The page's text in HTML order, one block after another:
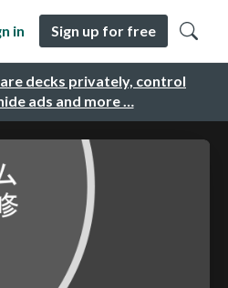
decks privately, control
ads and more …
in Sign up for free